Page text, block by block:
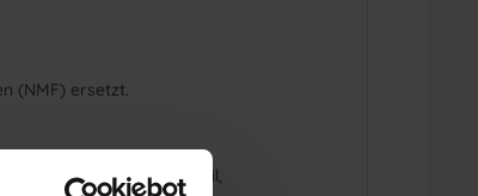
(NMF) ersetzt.
Hydrogenated Castor Oil,